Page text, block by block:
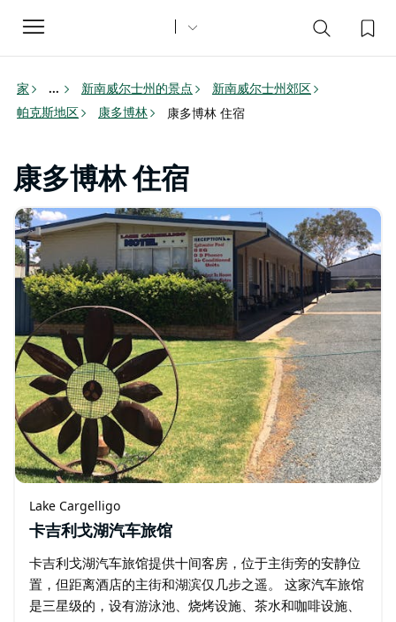
Toggle
navigation
家 ... 新南威尔士州的景点
新南威尔士州郊区
帕克斯地区
康多博林 康多博林 住宿
康多博林 住宿
Lake Cargelligo
卡吉利戈湖汽车旅馆
卡吉利戈湖汽车旅馆提供十间客房，位于主街旁的安静位
置，但距离酒店的主街和湖滨仅几步之遥。 这家汽车旅馆
是三星级的，设有游泳池、烧烤设施、茶水和咖啡设施、